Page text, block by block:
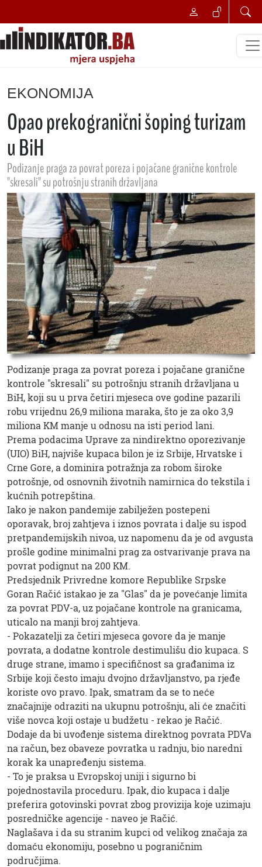
EKONOMIJA
Opao prekogranični šoping turizam
u BiH
Podizanje praga za povrat poreza i pojačane granične kontrole
"skresali" su potrošnju stranih državljana
Podizanje praga za povrat poreza i pojačane granične
kontrole "skresali" su potrošnju stranih državljana u
BiH, koji su u prva četiri mjeseca ove godine pazarili
robu vrijednu 26,9 miliona maraka, što je za oko 3,9
miliona KM manje u odnosu na isti period lani.
Prema podacima Uprave za nindirektno oporezivanje
(UIO) BiH, najviše kupaca bilon je iz Srbije, Hrvatske i
Crne Gore, a dominira potražnja za robom široke
potrošnje, od osnovnih životnih namirnica do tekstila i
kućnih potrepština.
Iako je nakon pandemije zabilježen postepeni
oporavak, broj zahtjeva i iznos povrata i dalje su ispod
pretpandemijskih nivoa, uz napomenu da je od avgusta
prošle godine minimalni prag za ostvarivanje prava na
povrat podignut na 200 KM.
Predsjednik Privredne komore Republike Srpske
Goran Račić istakao je za "Glas" da je povećanje limita
za povrat PDV-a, uz pojačane kontrole na granicama,
uticalo na manji broj zahtjeva.
- Pokazatelji za četiri mjeseca govore da je manje
povrata, a dodatne kontrole destimulišu dio kupaca. S
druge strane, imamo i specifičnost sa građanima iz
Srbije koji često imaju dvojno državljanstvo, pa rjeđe
koriste ovo pravo. Ipak, smatram da se to neće
značajnije odraziti na ukupnu potrošnju, ali će značiti
više novca koji ostaje u budžetu - rekao je Račić.
Dodaje da bi uvođenje sistema direktnog povrata PDVa
na račun, bez obaveze povratka u radnju, bio naredni
korak ka unapređenju sistema.
- To je praksa u Evropskoj uniji i sigurno bi
pojednostavila proceduru. Ipak, dio kupaca i dalje
preferira gotovinski povrat zbog provizija koje uzimaju
posredničke agencije - naveo je Račić.
Naglašava i da su stranim kupci od velikog značaja za
domaću ekonomiju, posebno u pograničnim
područjima.